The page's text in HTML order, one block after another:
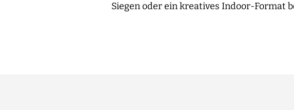
Siegen oder ein kreatives Indoor-Format